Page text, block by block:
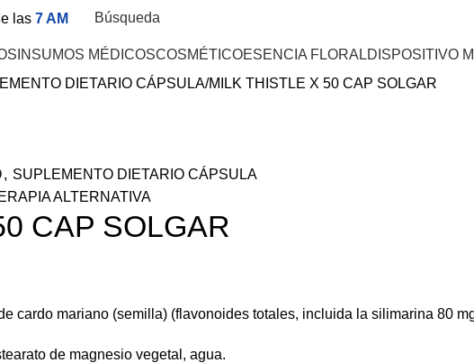
las 7 AM Búsqueda
INSUMOS MÉDICOSCOSMÉTICOESENCIA FLORALDISPOSITIVO
DIETARIO CÁPSULA MILK THISTLE X 50 CAP SOLGAR
, SUPLEMENTO DIETARIO CÁPSULA
ALTERNATIVA
CAP SOLGAR
cardo mariano (semilla) (flavonoides totales, incluida la silimarina 80
de magnesio vegetal, agua.